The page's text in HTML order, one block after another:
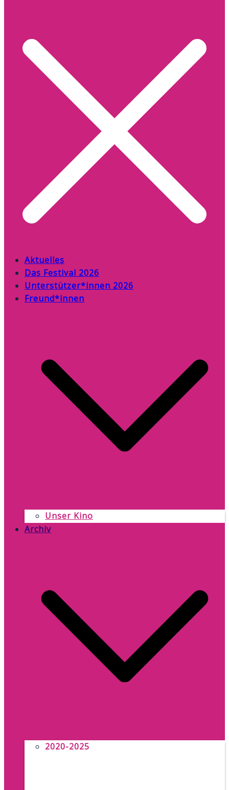
Aktuelles
Das Festival 2026
Unterstützer*innen 2026
Freund*innen
Unser Kino
Archiv
2020-2025